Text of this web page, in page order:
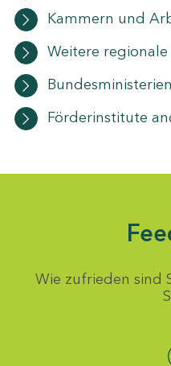
Kammern und
Weitere
Bundesministerien
Förderinstitute
Wie zufrieden sind